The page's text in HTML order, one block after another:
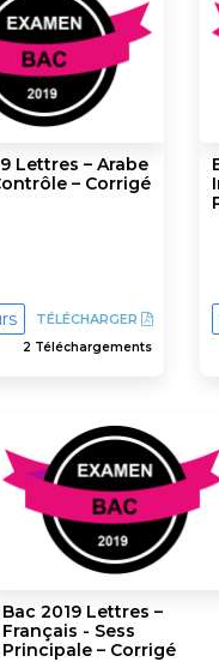
Lettres – Arabe
– Corrigé
TÉLÉCHARGER
2 Téléchargements
Bac 2019 Lettres –
Français - Sess
Principale – Corrigé